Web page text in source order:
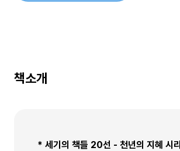
책소개
* 세기의 책들 20선 - 천년의 지혜 시